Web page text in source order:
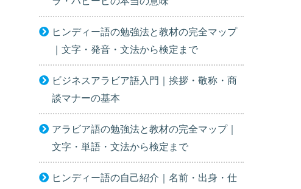
ヒンディー語の勉強法と教材の完全マップ
｜文字・発音・文法から検定まで
ビジネスアラビア語入門｜挨拶・敬称・商
談マナーの基本
アラビア語の勉強法と教材の完全マップ｜
文字・単語・文法から検定まで
ヒンディー語の自己紹介｜名前・出身・仕